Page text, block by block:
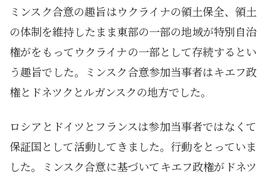
ミンスク合意の趣旨はウクライナの領土保全、領土
の体制を維持したまま東部の一部の地域が特別自治
権がをもってウクライナの一部として存続するとい
う趣旨でした。ミンスク合意参加当事者はキエフ政
権とドネツクとルガンスクの地方でした。
ロシアとドイツとフランスは参加当事者ではなくて
保証国として活動してきました。行動をとっていま
した。ミンスク合意に基づいてキエフ政権がドネツ